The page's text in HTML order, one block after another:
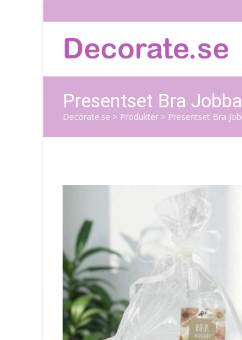
Presentset Bra
Decorate.se > Produkter > Presentset Bra